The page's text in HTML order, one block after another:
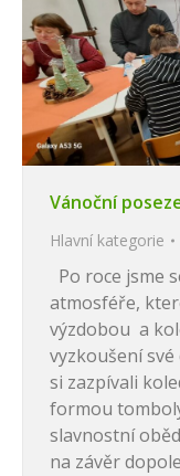
Vánoční
Hlavní kategorie
Po roce jsme
atmosféře,
výzdobou a
vyzkoušení
si zazpívali
formou
slavnostní
na závěr